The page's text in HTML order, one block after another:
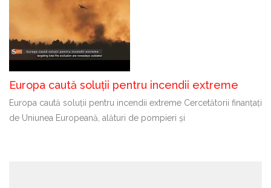
Europa caută soluții pentru incendii extreme
Europa caută soluții pentru incendii extreme Cercetătorii finanțați
de Uniunea Europeană, alături de pompieri și